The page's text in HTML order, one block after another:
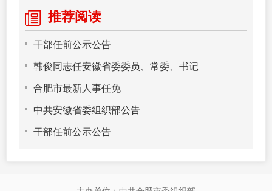
推荐阅读
干部任前公示公告
韩俊同志任安徽省委委员、常委、书记
合肥市最新人事任免
中共安徽省委组织部公告
干部任前公示公告